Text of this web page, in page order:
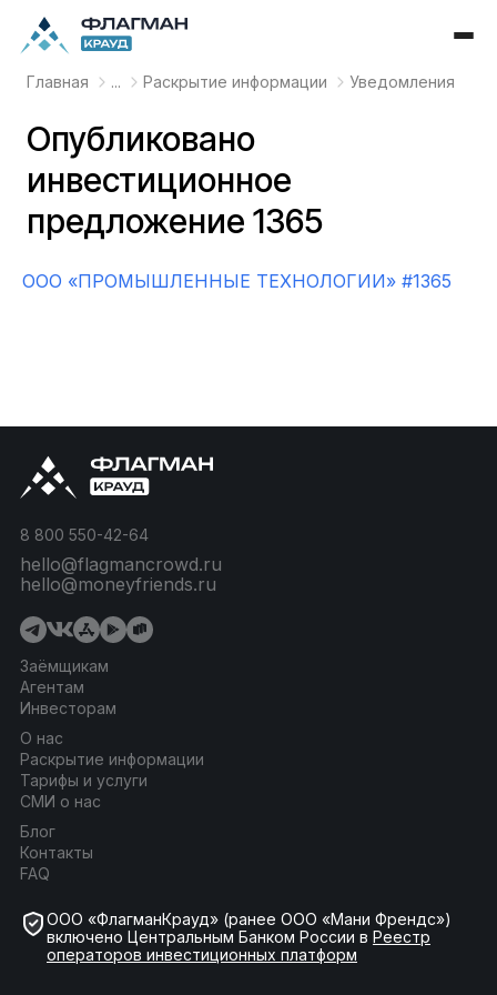
Главная ... Раскрытие информации Уведомления
Опубликовано
инвестиционное
предложение 1365
OOO «ПРОМЫШЛЕННЫЕ ТЕХНОЛОГИИ» #1365
Заёмщикам
Агентам
Инвесторам
О нас
Раскрытие информации
Тарифы и услуги
СМИ о нас
Блог
Контакты
FAQ
8 800 550-42-64
hello@flagmancrowd.ru
hello@moneyfriends.ru
ООО «ФлагманКрауд» (ранее ООО «Мани Френдс»)
включено Центральным Банком России в Реестр
операторов инвестиционных платформ